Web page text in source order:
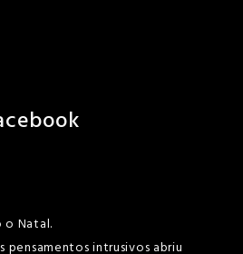
o Natal.
pensamentos intrusivos abriu